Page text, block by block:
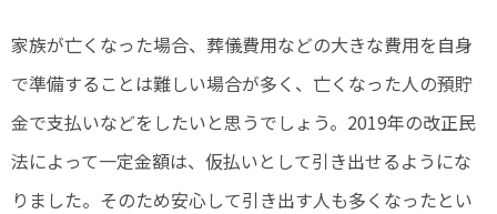
家族が亡くなった場合、葬儀費用などの大きな費用を自身
で準備することは難しい場合が多く、亡くなった人の預貯
金で支払いなどをしたいと思うでしょう。2019年の改正民
法によって一定金額は、仮払いとして引き出せるようにな
りました。そのため安心して引き出す人も多くなったとい